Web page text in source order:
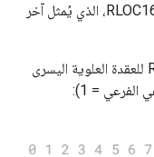
جهاز في شبكة Thread، كما تُستخدم لإنشاء RLOC16، الذي يُمثل آخر
على سبيل المثال، إليك كيفية حساب RLOC16 للعقدة العلوية اليسرى